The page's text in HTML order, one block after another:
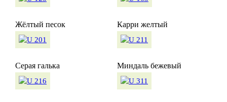
Жёлтый песок Карри желтый
Серая галька Миндаль бежевый